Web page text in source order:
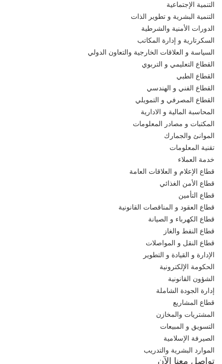
التنمية الإجتماعية
التنمية البشرية و تطوير الذات
الدورات الأمنية والشرطية
السكرتارية و إدارة المكاتب
السياسة و العلاقات الخارجية والتعاون الدولي
القطاع التعليمي و التربوي
القطاع الطبي
القطاع الفني و الهندسي
القطاع المصرفي و التمويلي
المحاسبة المالية و الادارية
المكتبات و مصادر المعلومات
الموانئ والجمارك
تقنية المعلومات
خدمة العملاء
قطاع الإعلام و العلاقات العامة
قطاع الأمن الغذائي
قطاع التأمين
قطاع العقود و المناقصات القانونية
قطاع الكهرباء و الصيانة
قطاع النفط والغاز
قطاع النقل و المواصلات
الإدارة و القيادة و التطوير
الحكومة الإلكترونية
الشؤون القانونية
إدارة الجودة الشاملة
قطاع المشاريع
المشتريات والمخازن
التسويق و المبيعات
الصيرفة الإسلامية
الموارد البشرية والتدريب
تواصل معنا الآن